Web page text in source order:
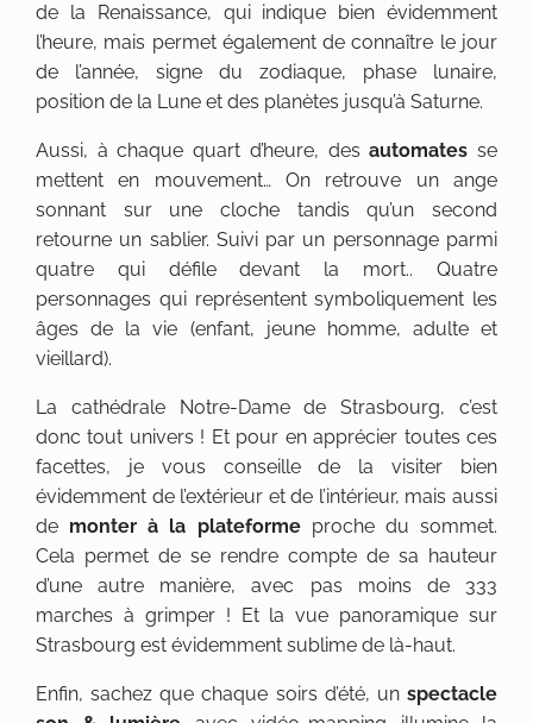
de la Renaissance, qui indique bien évidemment
l’heure, mais permet également de connaître le jour
de l’année, signe du zodiaque, phase lunaire,
position de la Lune et des planètes jusqu’à Saturne.
Aussi, à chaque quart d’heure, desautomates se
mettent en mouvement… On retrouve un ange
sonnant sur une cloche tandis qu’un second
retourne un sablier. Suivi par un personnage parmi
quatre qui défile devant la mort.. Quatre
personnages qui représentent symboliquement les
âges de la vie (enfant, jeune homme, adulte et
vieillard).
La cathédrale Notre-Dame de Strasbourg, c’est
donc tout univers ! Et pour en apprécier toutes ces
facettes, je vous conseille de la visiter bien
évidemment de l’extérieur et de l’intérieur, mais aussi
de monter à la plateformeproche du sommet.
Cela permet de se rendre compte de sa hauteur
d’une autre manière, avec pas moins de 333
marches à grimper ! Et la vue panoramique sur
Strasbourg est évidemment sublime de là-haut.
Enfin, sachez que chaque soirs d’été, un spectacle